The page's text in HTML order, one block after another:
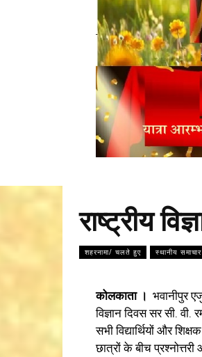
राष्ट्रीय
शहरनामा/ चलते हुए स्थानीय समाचार
कोलकाता । भवानीपुर
विज्ञान दिवस सर सी.
सभी विद्यार्थियों और
छात्रों के बीच